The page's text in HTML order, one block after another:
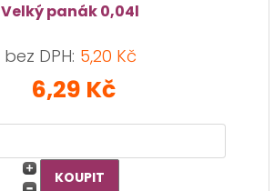
Velký panák 0,04l
bez DPH: 5,20 Kč
6,29 Kč